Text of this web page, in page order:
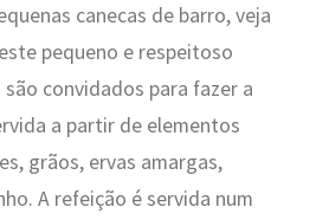
canecas de barro, veja
pequeno e respeitoso
convidados para fazer a
a partir de elementos
grãos, ervas amargas,
A refeição é servida num